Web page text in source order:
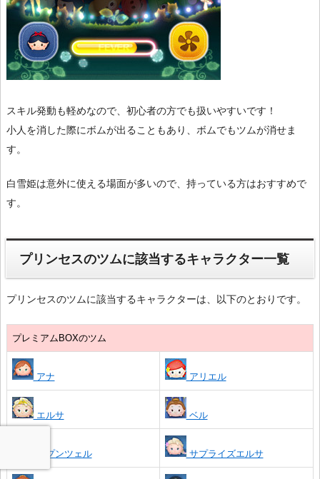
スキル発動も軽めなので、初心者の方でも扱いやすいです！
小人を消した際にボムが出ることもあり、ボムでもツムが消せま
す。
白雪姫は意外に使える場面が多いので、持っている方はおすすめで
す。
プリンセスのツムに該当するキャラクター一覧
プリンセスのツムに該当するキャラクターは、以下のとおりです。
プレミアムBOXのツム
アナ アリエル
エルサ ベル
ラプンツェル サプライズエルサ